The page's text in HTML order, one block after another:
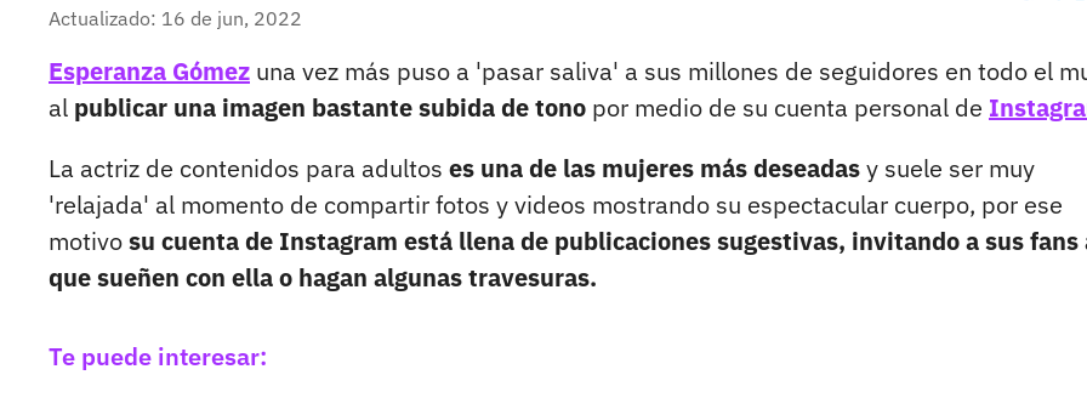
Actualizado: 16 de jun, 2022
Esperanza Gómez una vez más puso a 'pasar saliva' a sus millones de seguidores en todo el
al publicar una imagen bastante subida de tono por medio de su cuenta personal de
La actriz de contenidos para adultos es una de las mujeres más deseadasy suele ser muy
'relajada' al momento de compartir fotos y videos mostrando su espectacular cuerpo, por ese
motivosu cuenta de Instagram está llena de publicaciones sugestivas, invitando a sus fans
que sueñen con ella o hagan algunas travesuras.
Te puede interesar: